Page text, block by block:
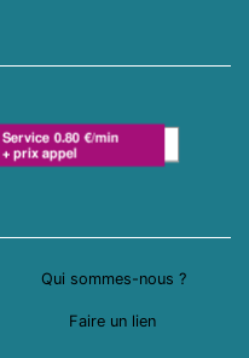
Qui sommes-nous ?
Faire un lien